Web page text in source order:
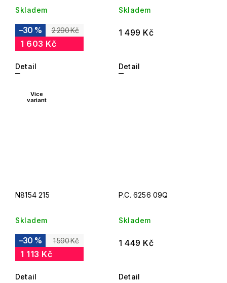
Skladem
2 290 Kč
–30 %
1 603 Kč
Detail
Skladem
1 499 Kč
Detail
Více
variant
N8154 215
Skladem
1 590 Kč
–30 %
1 113 Kč
Detail
P.C. 6256 09Q
Skladem
1 449 Kč
Detail